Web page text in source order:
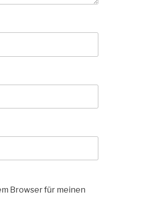
Browser für meinen